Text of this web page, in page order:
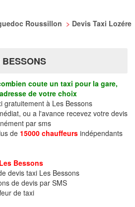
Roussillon > Devis Taxi Lozére
coute un taxi pour la gare,
de votre choix
gratuitement à Les Bessons
ou a l'avance recevez votre devis
par sms
de 15000 chauffeurs indépendants
Bessons
devis taxi Les Bessons
de devis par SMS
de taxi